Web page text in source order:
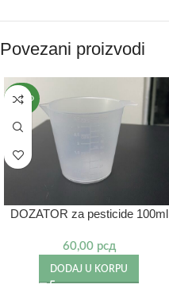
Povezani proizvodi
NOVO
DOZATOR za pesticide 100ml
60,00 рсд
DODAJ U KORPU